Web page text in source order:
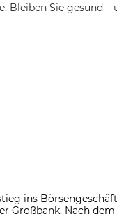
Bleiben Sie gesund –
ins
Großbank. Nach dem